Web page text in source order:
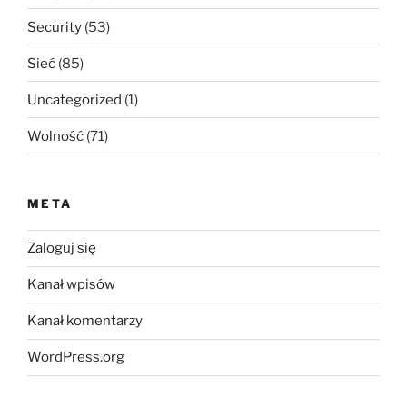
Security (53)
Sieć (85)
Uncategorized (1)
Wolność (71)
META
Zaloguj się
Kanał wpisów
Kanał komentarzy
WordPress.org